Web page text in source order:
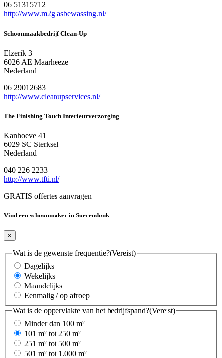
06 51315712
http://www.m2glasbewassing.nl/
Schoonmaakbedrijf Clean-Up
Elzerik 3
6026 AE Maarheeze
Nederland
06 29012683
http://www.cleanupservices.nl/
The Finishing Touch Interieurverzorging
Kanhoeve 41
6029 SC Sterksel
Nederland
040 226 2233
http://www.tfti.nl/
GRATIS offertes aanvragen
Vind een schoonmaker in Soerendonk
×
Wat is de gewenste frequentie?(Vereist)
Dagelijks
Wekelijks
Maandelijks
Eenmalig / op afroep
Wat is de oppervlakte van het bedrijfspand?(Vereist)
Minder dan 100 m²
101 m² tot 250 m²
251 m² tot 500 m²
501 m² tot 1.000 m²